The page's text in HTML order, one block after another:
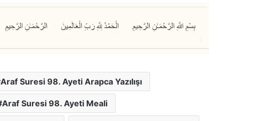
Araf Suresi 98. Ayeti Arapca Yazılışı
Araf Suresi 98. Ayeti Meali